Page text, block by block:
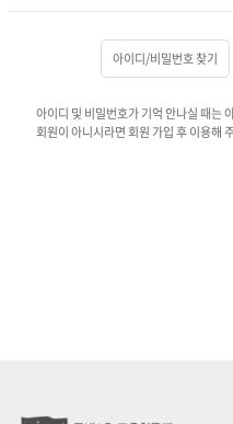
아이디/비밀번호 찾기
아이디 및 비밀번호가 기억 안나실 때는
회원이 아니시라면 회원 가입 후 이용해